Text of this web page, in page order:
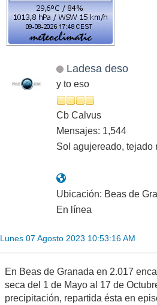
Ladesa deso
y to eso
Cb Calvus
Mensajes: 1,544
Sol agujereado, tejado
Ubicación: Beas de
En línea
Lunes 07 Agosto 2023 10:53:16 AM
En Beas de Granada en 2.017
seca del 1 de Mayo al 17 de
precipitación, repartida ésta en